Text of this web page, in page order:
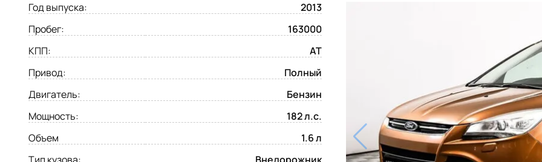
Год выпуска:
2013
Пробег:
163000
КПП:
AT
Привод:
Полный
Двигатель:
Бензин
Мощность:
182 л.с.
Объем
1.6 л